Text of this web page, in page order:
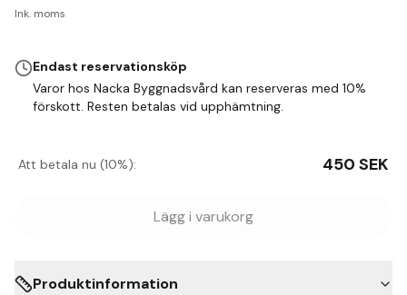
Ink. moms
Endast reservationsköp
Varor hos Nacka Byggnadsvård kan reserveras med 10%
förskott. Resten betalas vid upphämtning.
Att betala nu (10%): 450 SEK
Lägg i varukorg
Produktinformation